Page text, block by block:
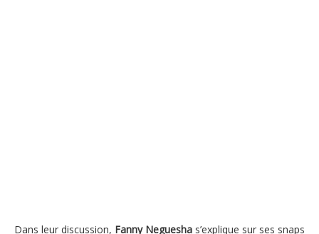
Dans leur discussion, Fanny Neguesha s’explique sur ses snaps